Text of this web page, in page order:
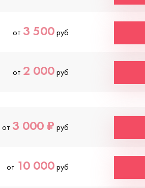
от 3 500руб
от 2 000руб
от 3 000 ₽ руб
от 10 000руб